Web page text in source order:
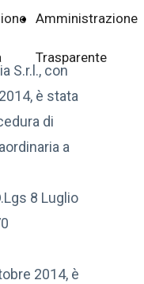
Amministrazione
Trasparente
S.r.l., con
è stata
di
a
8 Luglio
2014, è